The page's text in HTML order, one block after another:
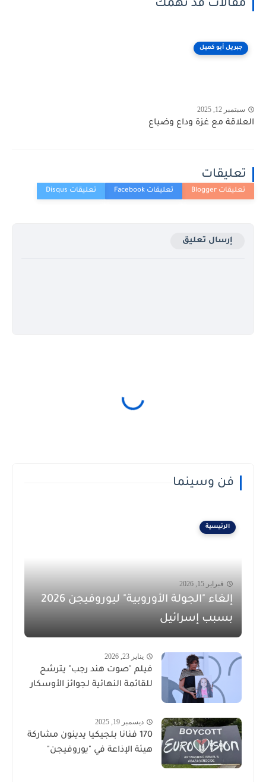
مقالات قد تهمك
جبريل أبو كميل
سبتمبر 12, 2025
العلاقة مع غزة وداع وضياع
تعليقات
إرسال تعليق
فن وسينما
الرئيسية
فبراير 15, 2026
إلغاء "الجولة الأوروبية" ليوروفيجن 2026
بسبب إسرائيل
يناير 23, 2026
فيلم "صوت هند رجب" يترشح
للقائمة النهائية لجوائز الأوسكار
ديسمبر 19, 2025
170 فنانا بلجيكيا يدينون مشاركة
هيئة الإذاعة في "يوروفيجن"